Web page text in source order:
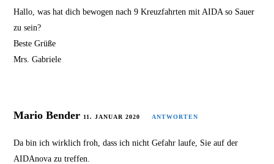
Hallo, was hat dich bewogen nach 9 Kreuzfahrten mit AIDA so Sauer
zu sein?
Beste Grüße
Mrs. Gabriele
Mario Bender 11. JANUAR 2020 ANTWORTEN
Da bin ich wirklich froh, dass ich nicht Gefahr laufe, Sie auf der
AIDAnova zu treffen.